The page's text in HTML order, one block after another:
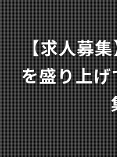
【求人募
を盛り上げ